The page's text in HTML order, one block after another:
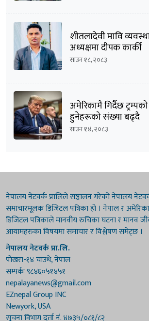
शीतलादेवी मावि
अध्यक्षमा दीपक कार्की
साउन १८, २०८३
अमेरिकामै गिर्दैछ
हुनेहरूको संख्या बढ्दै
साउन १४, २०८३
नेपालय नेटवर्क प्रालिले सञ्चालन गरेको नेपालय
समाचारमूलक डिजिटल पत्रिका हो । नेपाल र
डिजिटल पत्रिकाले मानवीय रुचिका घटना र मानव
आयामहरुका विषयमा समाचार र विश्लेषण समेट्छ ।
नेपालय नेटवर्क प्रा.लि.
पोखरा-१४ चाउथे, नेपाल
सम्पर्कः ९८४६०५१४५१
nepalayanews@gmail.com
EZnepal Group INC
Newyork, USA
सूचना विभाग दर्ता नं. ४७३५/०८१/८२